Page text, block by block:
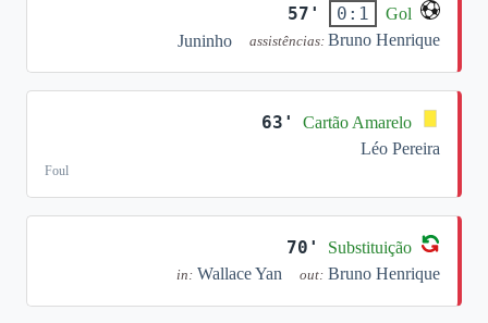
57' 0:1
Gol
Juninho
assistências: Bruno Henrique
63'
Cartão Amarelo
Léo Pereira
Foul
70' Substituição
in: Wallace Yan out: Bruno Henrique